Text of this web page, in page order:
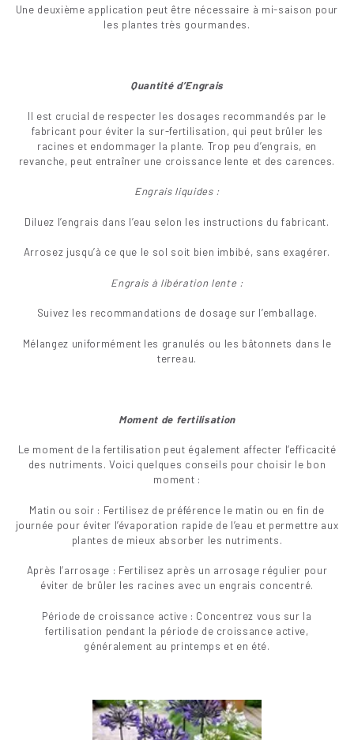
Une deuxième application peut être nécessaire à mi-saison pour
les plantes très gourmandes.
Quantité d’Engrais
Il est crucial de respecter les dosages recommandés par le
fabricant pour éviter la sur-fertilisation, qui peut brûler les
racines et endommager la plante. Trop peu d’engrais, en
revanche, peut entraîner une croissance lente et des carences.
Engrais liquides :
Diluez l’engrais dans l’eau selon les instructions du fabricant.
Arrosez jusqu’à ce que le sol soit bien imbibé, sans exagérer.
Engrais à libération lente :
Suivez les recommandations de dosage sur l’emballage.
Mélangez uniformément les granulés ou les bâtonnets dans le
terreau.
Moment de fertilisation
Le moment de la fertilisation peut également affecter l’efficacité
des nutriments. Voici quelques conseils pour choisir le bon
moment :
Matin ou soir : Fertilisez de préférence le matin ou en fin de
journée pour éviter l’évaporation rapide de l’eau et permettre aux
plantes de mieux absorber les nutriments.
Après l’arrosage : Fertilisez après un arrosage régulier pour
éviter de brûler les racines avec un engrais concentré.
Période de croissance active : Concentrez vous sur la
fertilisation pendant la période de croissance active,
généralement au printemps et en été.